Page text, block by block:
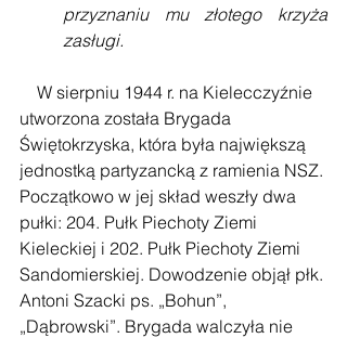
przyznaniu mu złotego krzyża
zasługi.
utworzona została Brygada
Świętokrzyska, która była największą
jednostką partyzancką z ramienia NSZ.
Początkowo w jej skład weszły dwa
pułki: 204. Pułk Piechoty Ziemi
Kieleckiej i 202. Pułk Piechoty Ziemi
Sandomierskiej. Dowodzenie objął płk.
Antoni Szacki ps. „Bohun”,
„Dąbrowski”. Brygada walczyła nie